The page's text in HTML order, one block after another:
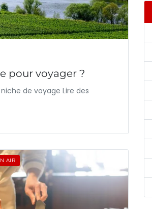
pour voyager ?
de voyage Lire des
AIR